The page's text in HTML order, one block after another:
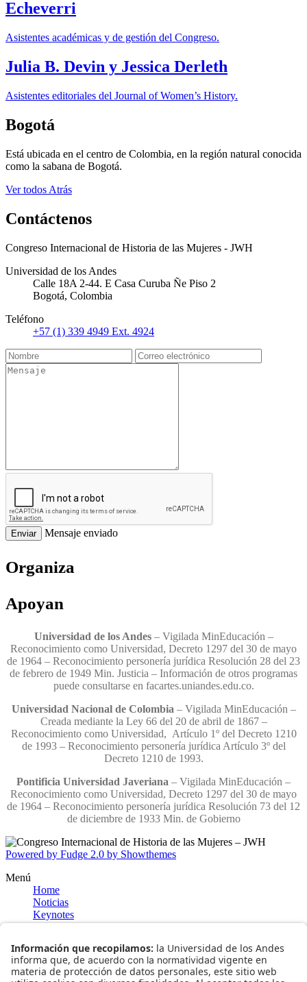
Echeverri
Asistentes académicas y de gestión del Congreso.
Julia B. Devin y Jessica Derleth
Asistentes editoriales del Journal of Women’s History.
Bogotá
Está ubicada en el centro de Colombia, en la región natural conocida
como la sabana de Bogotá.
Ver todos Atrás
Contáctenos
Congreso Internacional de Historia de las Mujeres - JWH
Universidad de los Andes
Calle 18A 2-44. E Casa Curuba Ñe Piso 2
Bogotá, Colombia
Teléfono
+57 (1) 339 4949 Ext. 4924
Enviar Mensaje enviado
Organiza
Apoyan
Universidad de los Andes– Vigilada MinEducación –
Reconocimiento como Universidad, Decreto 1297 del 30 de mayo
de 1964 – Reconocimiento personería jurídica Resolución 28 del 23
de febrero de 1949 Min. Justicia – Información de otros programas
puede consultarse en facartes.uniandes.edu.co.
Universidad Nacional de Colombia – Vigilada MinEducación –
Creada mediante la Ley 66 del 20 de abril de 1867 –
Reconocimiento como Universidad, Artículo 1º del Decreto 1210
de 1993 – Reconocimiento personería jurídica Artículo 3º del
Decreto 1210 de 1993.
Pontificia Universidad Javeriana – Vigilada MinEducación –
Reconocimiento como Universidad, Decreto 1297 del 30 de mayo
de 1964 – Reconocimiento personería jurídica Resolución 73 del 12
de diciembre de 1933 Min. de Gobierno
Powered by Fudge 2.0 by Showthemes
Menú
Home
Noticias
Keynotes
Joan Wallach Scott
Información general
Bogotá
Museo del Oro